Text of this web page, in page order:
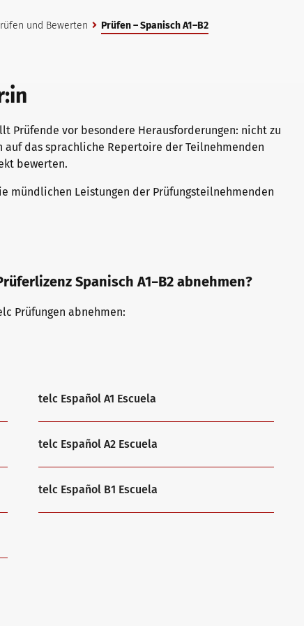
und Bewerten Prüfen – Spanisch A1–B2
Prüfende vor besondere Herausforderungen: nicht zu
das sprachliche Repertoire der Teilnehmenden
bewerten.
mündlichen Leistungen der Prüfungsteilnehmenden
Spanisch A1−B2 abnehmen?
Prüfungen abnehmen:
telc Español A1 Escuela
telc Español A2 Escuela
telc Español B1 Escuela